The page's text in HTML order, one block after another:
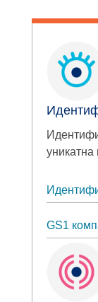
уникатна
GS1